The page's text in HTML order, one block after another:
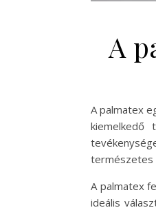
A
A palmatex
kiemelkedő
természetes
A palmatex
ideális